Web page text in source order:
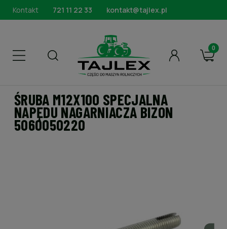
Kontakt 721 11 22 33 kontakt@tajlex.pl
ŚRUBA M12X100 SPECJALNA
NAPĘDU NAGARNIACZA BIZON
5060050220